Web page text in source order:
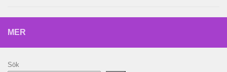
MER
Sök